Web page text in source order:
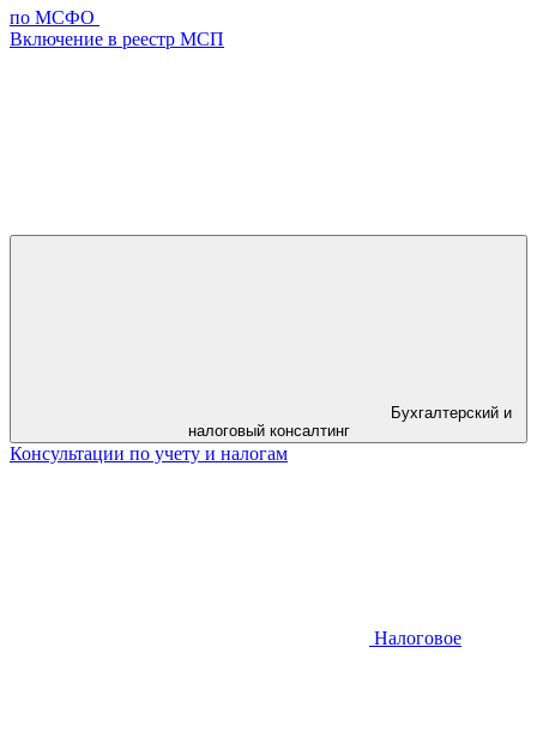
по МСФО
Включение в реестр МСП
налоговый консалтинг
Консультации по учету и налогам
Налоговое